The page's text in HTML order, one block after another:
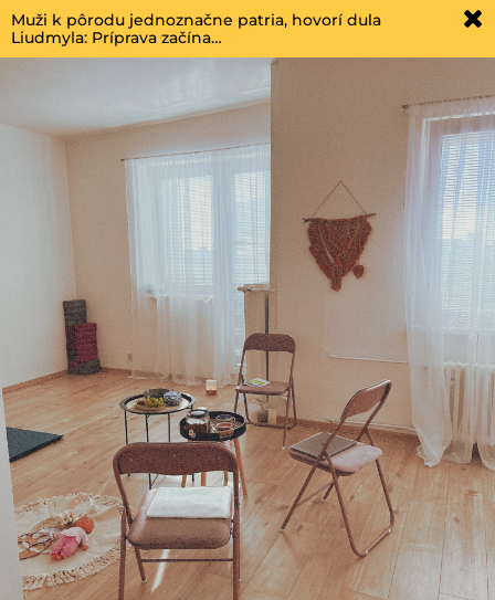
Muži k pôrodu jednoznačne patria, hovorí dula
Liudmyla: Príprava začína…